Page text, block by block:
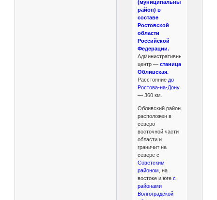
(муниципальный
район) в
составе
Ростовской
области
Российской
Федерации.
Административный
центр — станица
Обливская.
Расстояние до
Ростова-на-Дону
— 360 км.
Обливский район
расположен в
северо-
восточной части
области и
граничит на
севере с
Советским
районом, на
востоке и юге с
районами
Волгоградской